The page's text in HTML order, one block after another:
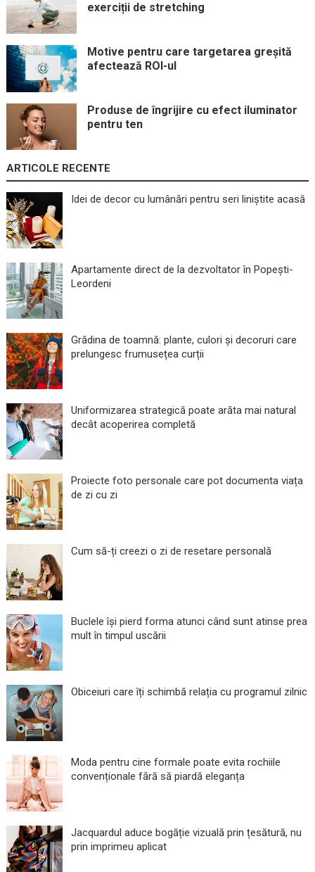
exerciții de stretching
Motive pentru care targetarea greșită
afectează ROI-ul
Produse de îngrijire cu efect iluminator
pentru ten
ARTICOLE RECENTE
Idei de decor cu lumânări pentru seri liniștite acasă
Apartamente direct de la dezvoltator în Popești-
Leordeni
Grădina de toamnă: plante, culori și decoruri care
prelungesc frumusețea curții
Uniformizarea strategică poate arăta mai natural
decât acoperirea completă
Proiecte foto personale care pot documenta viața
de zi cu zi
Cum să-ți creezi o zi de resetare personală
Buclele își pierd forma atunci când sunt atinse prea
mult în timpul uscării
Obiceiuri care îți schimbă relația cu programul zilnic
Moda pentru cine formale poate evita rochiile
convenționale fără să piardă eleganța
Jacquardul aduce bogăție vizuală prin țesătură, nu
prin imprimeu aplicat